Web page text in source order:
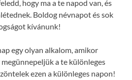
hogy ma a te napod van, és
Boldog névnapot és sok
kívánunk!
egy olyan alkalom, amikor
a te különleges
ezen a különleges napon!